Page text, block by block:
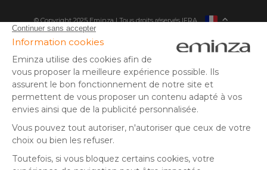
© Copyright 2025 Eminza | Tous droits réservés |
ESPAÑA
NEDERLAND
SUISSE
DANMARK
FRA
* Vous disposez de 30 jours (à compter de la réception ou du
retrait de votre colis) pour effectuer un retour de produits et
** Expédition le jour même pour toute commande passée avant